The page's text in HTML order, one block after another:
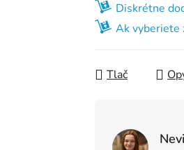
Diskrétne
Ak vyberiete
Tlač